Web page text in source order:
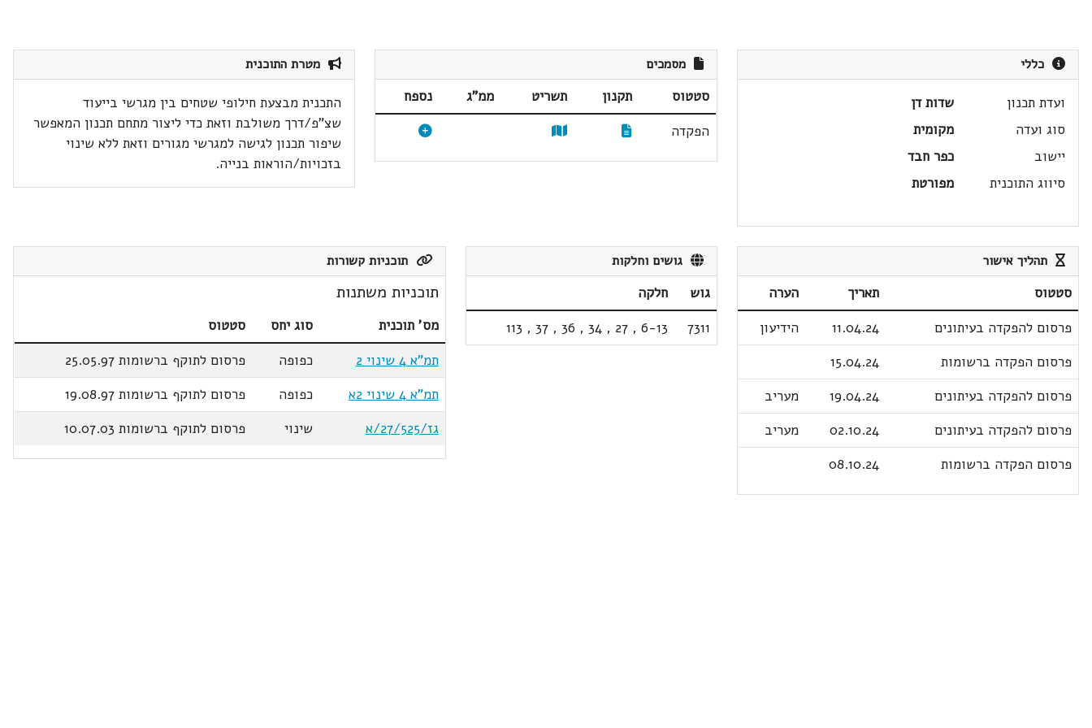
כללי
ועדת תכנון
שדות דן
סוג ועדה
מקומית
יישוב
כפר חבד
סיווג התוכנית
מפורטת
מסמכים
סטטוס תקנון תשריט ממ"ג
נספח
הפקדה
מטרת התוכנית
התכנית מבצעת חילופי שטחים בין מגרשי בייעוד
שצ"פ/דרך משולבת וזאת כדי ליצור מתחם תכנון המאפשר
שיפור תכנון לגישה למגרשי מגורים וזאת ללא שינוי
בזכויות/הוראות בנייה.
תהליך אישור
סטטוס תאריך
הערה
פרסום להפקדה בעיתונים
11.04.24
הידיעון
פרסום הפקדה ברשומות
15.04.24
פרסום להפקדה בעיתונים
19.04.24
מעריב
פרסום להפקדה בעיתונים
02.10.24
מעריב
פרסום הפקדה ברשומות
08.10.24
גושים וחלקות
גוש
חלקה
7311
6-13
,
27
,
34
,
36
,
37
,
113
תוכניות קשורות
תוכניות משתנות
מס' תוכנית סוג יחס
סטטוס
תמ"א 4 שינוי 2
כפופה
פרסום לתוקף ברשומות 25.05.97
תמ"א 4 שינוי 2א
כפופה
פרסום לתוקף ברשומות 19.08.97
גז/27/525/א
שינוי פרסום לתוקף ברשומות 10.07.03